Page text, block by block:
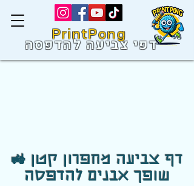
PrintPong
דפי צביעה להדפסה
🚜 דף צביעה מחפרון קטן
שופך אבנים להדפסה